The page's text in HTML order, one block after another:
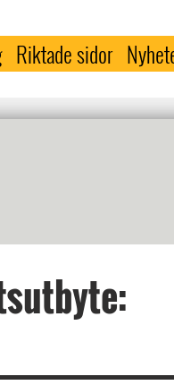
Riktade sidor